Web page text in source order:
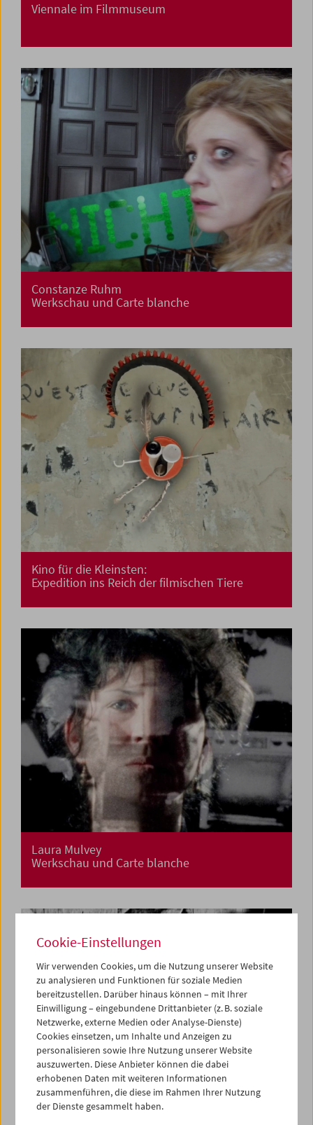
Viennale im Filmmuseum
Constanze Ruhm
Werkschau und Carte blanche
Kino für die Kleinsten:
Expedition ins Reich der filmischen Tiere
Laura Mulvey
Werkschau und Carte blanche
Cookie-Einstellungen
Wir verwenden Cookies, um die Nutzung unserer Website
zu analysieren und Funktionen für soziale Medien
bereitzustellen. Darüber hinaus können – mit Ihrer
Einwilligung – eingebundene Drittanbieter (z. B. soziale
Netzwerke, externe Medien oder Analyse-Dienste)
Cookies einsetzen, um Inhalte und Anzeigen zu
personalisieren sowie Ihre Nutzung unserer Website
auszuwerten. Diese Anbieter können die dabei
erhobenen Daten mit weiteren Informationen
zusammenführen, die diese im Rahmen Ihrer Nutzung
der Dienste gesammelt haben.